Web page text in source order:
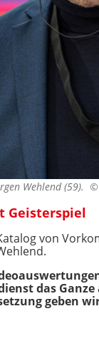
Wehlend (59). ©
Geisterspiel
von
das
geben